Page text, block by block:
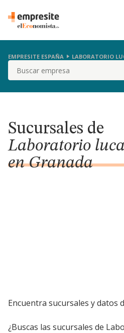
EMPRESITE ESPAÑA LABORATORIO
Buscar
Sucursales de
Laboratorio
en Granada
Encuentra sucursales y datos
¿Buscas las sucursales de